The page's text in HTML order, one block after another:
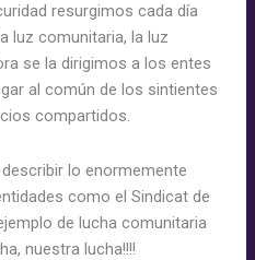
resurgimos cada día
luz comunitaria, la luz
se la dirigimos a los entes
al común de los sintientes
compartidos.
lo enormemente
como el Sindicat de
de lucha comunitaria
nuestra lucha!!!!